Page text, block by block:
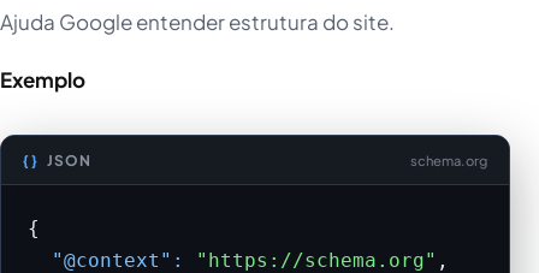
Ajuda Google entender estrutura do site.
Exemplo
JSON schema.org
{
"@context":
"https://schema.org" ,